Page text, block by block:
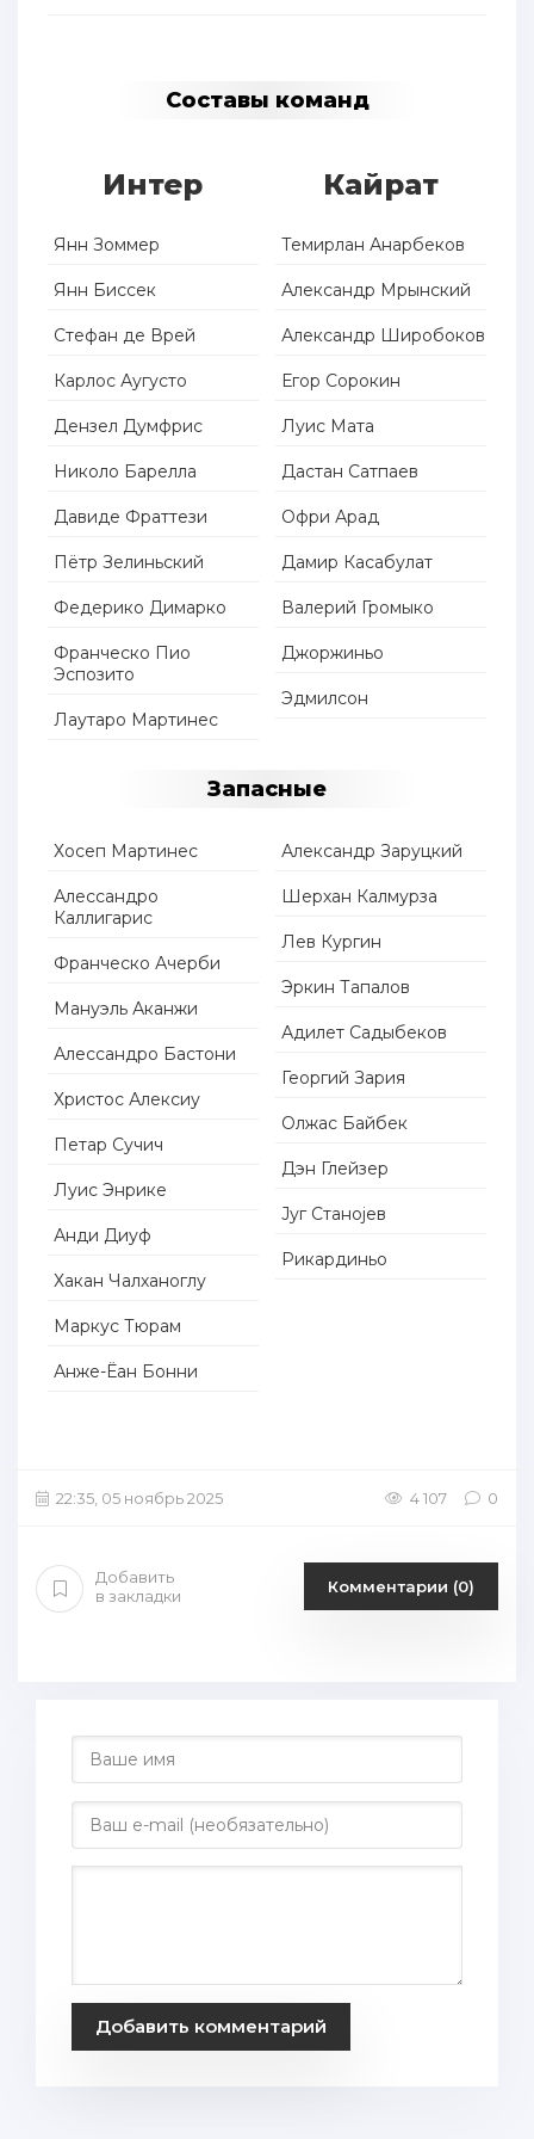
Составы команд
Интер
Янн Зоммер
Янн Биссек
Стефан де Врей
Карлос Аугусто
Дензел Думфрис
Николо Барелла
Давиде Фраттези
Пётр Зелиньский
Федерико Димарко
Франческо Пио
Эспозито
Лаутаро Мартинес
Кайрат
Темирлан Анарбеков
Александр Мрынский
Александр Широбоков
Егор Сорокин
Луис Мата
Дастан Сатпаев
Офри Арад
Дамир Касабулат
Валерий Громыко
Джоржиньо
Эдмилсон
Запасные
Хосеп Мартинес
Алессандро
Каллигарис
Франческо Ачерби
Мануэль Аканжи
Алессандро Бастони
Христос Алексиу
Петар Сучич
Луис Энрике
Анди Диуф
Хакан Чалханоглу
Маркус Тюрам
Анже-Ёан Бонни
Александр Заруцкий
Шерхан Калмурза
Лев Кургин
Эркин Тапалов
Адилет Садыбеков
Георгий Зария
Олжас Байбек
Дэн Глейзер
Југ Станојев
Рикардиньо
22:35, 05 ноябрь 2025 4 107 0
Добавить
в закладки
Комментарии (0)
Добавить комментарий